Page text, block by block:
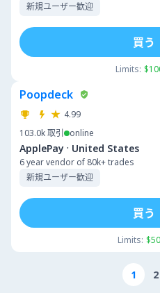
新規ユーザー歓迎
Limits:
買う
Poopdeck
4.99
103.0k取引 online
ApplePay · United States
6 year vendor of 80k+ trades
新規ユーザー歓迎
Limits:
買う
1 2